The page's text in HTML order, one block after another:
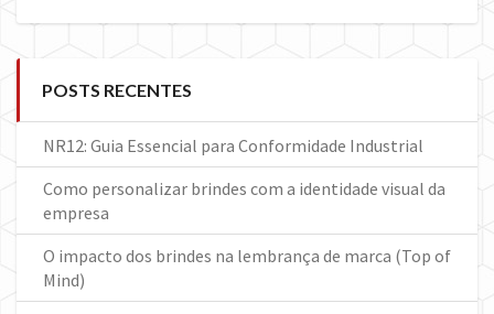
POSTS RECENTES
NR12: Guia Essencial para Conformidade Industrial
Como personalizar brindes com a identidade visual da
empresa
O impacto dos brindes na lembrança de marca (Top of
Mind)